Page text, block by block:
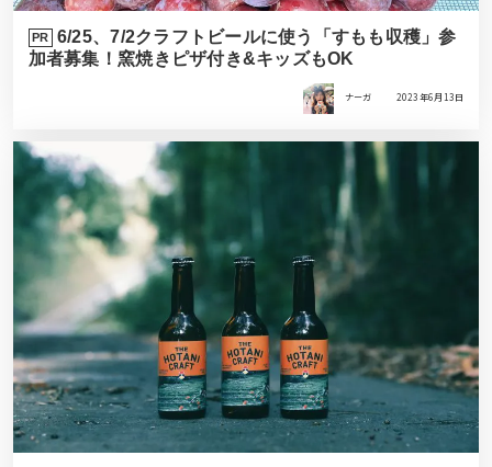
PR
6/25、7/2クラフトビールに使う「すもも収穫」参
加者募集！窯焼きピザ付き&キッズもOK
ナーガ 2023年6月13日